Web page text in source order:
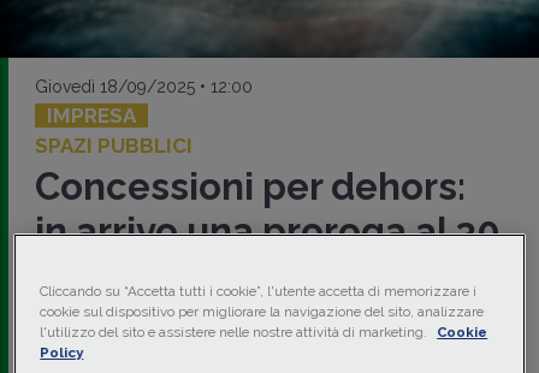
Giovedì 18/09/2025 • 12:00
IMPRESA
SPAZI PUBBLICI
Concessioni per dehors:
in arrivo una proroga al 30
giugno 2027
Per le concessioni per idehorsè prevista una proroga al
30 giugno 2027, mentre per lestrutture rimovibiliè
prevista una riforma complessiva della disciplina che slitta al
Cliccando su “Accetta tutti i cookie”, l'utente accetta di memorizzare i
cookie sul dispositivo per migliorare la navigazione del sito, analizzare
l'utilizzo del sito e assistere nelle nostre attività di marketing.
Cookie
Policy